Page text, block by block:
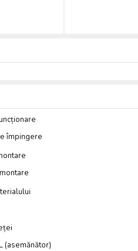
împingere
(asemănător)